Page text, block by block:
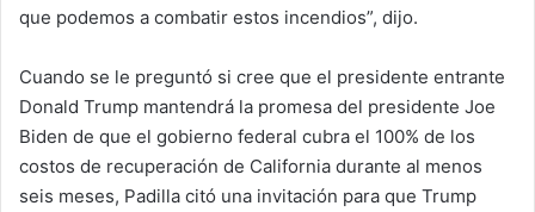
que podemos a combatir estos incendios”, dijo.
Cuando se le preguntó si cree que el presidente entrante
Donald Trump mantendrá la promesa del presidente Joe
Biden de que el gobierno federal cubra el 100% de los
costos de recuperación de California durante al menos
seis meses, Padilla citó una invitación para que Trump